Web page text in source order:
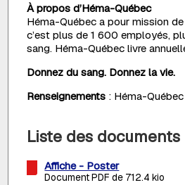
À propos d’Héma-Québec
Héma-Québec a pour mission
c’est plus de 1 600 employés,
sang. Héma-Québec livre
Donnez du sang. Donnez la vie.
Renseignements : Héma-
Liste des documents
Affiche - Poster
Document PDF de 712.4 kio